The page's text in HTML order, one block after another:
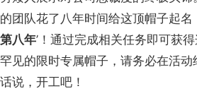
的团队花了八年时间给这顶帽子起名
第八年’！通过完成相关任务即可获
罕见的限时专属帽子，请务必在活
话说，开工吧！